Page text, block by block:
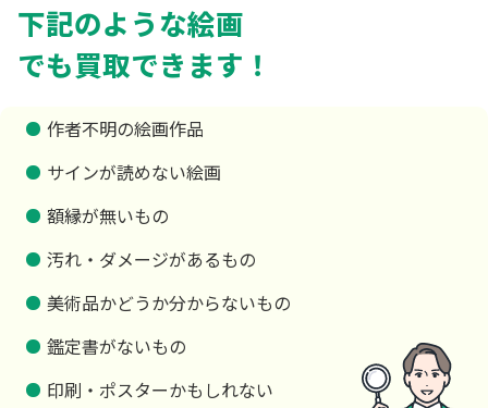
下記のような絵画
でも買取できます！
作者不明の絵画作品
サインが読めない絵画
額縁が無いもの
汚れ・ダメージがあるもの
美術品かどうか分からないもの
鑑定書がないもの
印刷・ポスターかもしれない